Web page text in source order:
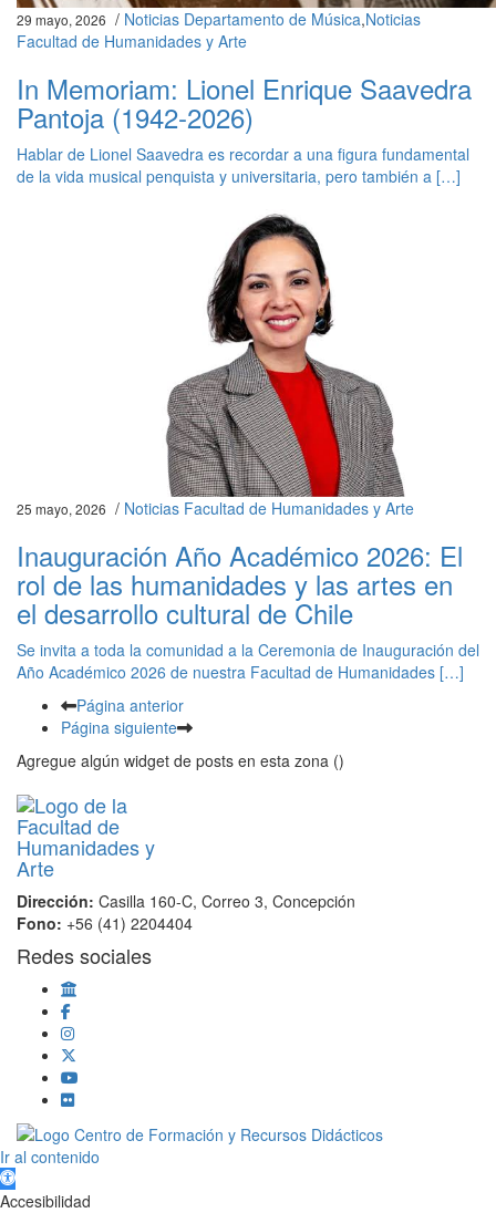
29 mayo, 2026 / Noticias Departamento de Música,Noticias
Facultad de Humanidades y Arte
In Memoriam: Lionel Enrique Saavedra
Pantoja (1942-2026)
Hablar de Lionel Saavedra es recordar a una figura fundamental
de la vida musical penquista y universitaria, pero también a […]
25 mayo, 2026 / Noticias Facultad de Humanidades y Arte
Inauguración Año Académico 2026: El
rol de las humanidades y las artes en
el desarrollo cultural de Chile
Se invita a toda la comunidad a la Ceremonia de Inauguración del
Año Académico 2026 de nuestra Facultad de Humanidades […]
Página anterior
Página siguiente
Agregue algún widget de posts en esta zona ()
Dirección: Casilla 160-C, Correo 3, Concepción
Fono: +56 (41) 2204404
Redes sociales
Scroll
Up
Ir al contenido
Abrir barra de herramientas
Accesibilidad